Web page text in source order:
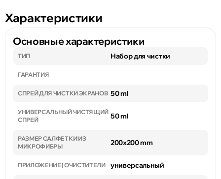
Характеристики
Основные характеристики
ТИП Набор для чистки
ГАРАНТИЯ
СПРЕЙ ДЛЯ ЧИСТКИ ЭКРАНОВ 50 ml
УНИВЕРСАЛЬНЫЙ ЧИСТЯЩИЙ
СПРЕЙ
50 ml
РАЗМЕР САЛФЕТКИ ИЗ
МИКРОФИБРЫ
200x200 mm
ПРИЛОЖЕНИЕ | ОЧИСТИТЕЛИ универсальный